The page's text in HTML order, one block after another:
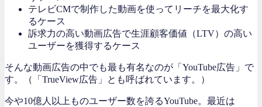
テレビCMで制作した動画を使ってリーチを最大化す
るケース
訴求力の高い動画広告で生涯顧客価値（LTV）の高い
ユーザーを獲得するケース
そんな動画広告の中でも最も有名なのが「YouTube広告」で
す。（「TrueView広告」とも呼ばれています。）
今や10億人以上ものユーザー数を誇るYouTube。最近は